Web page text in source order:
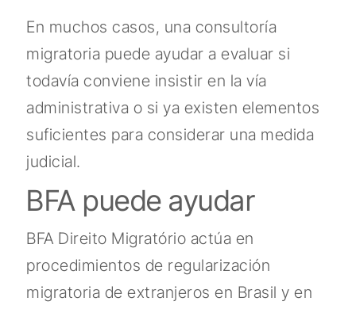
En muchos casos, una consultoría
migratoria puede ayudar a evaluar si
todavía conviene insistir en la vía
administrativa o si ya existen elementos
suficientes para considerar una medida
judicial.
BFA puede ayudar
BFA Direito Migratório actúa en
procedimientos de regularización
migratoria de extranjeros en Brasil y en